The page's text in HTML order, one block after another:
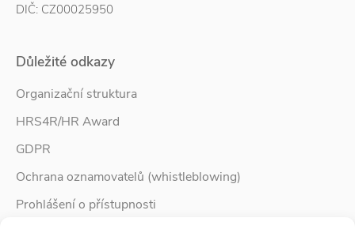
DIČ: CZ00025950
Důležité odkazy
Organizační struktura
HRS4R/HR Award
GDPR
Ochrana oznamovatelů (whistleblowing)
Prohlášení o přístupnosti